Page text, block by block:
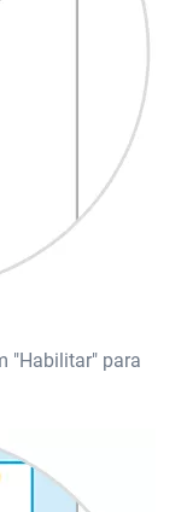
"Habilitar" para